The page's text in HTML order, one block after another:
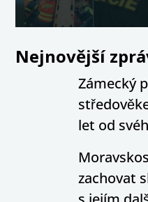
Nejnovější
Zámecký
let od
zachovat